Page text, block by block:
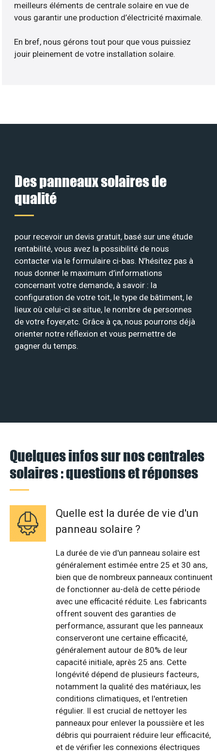
meilleurs éléments de centrale solaire en vue de
vous garantir une production d’électricité maximale.
En bref, nous gérons tout pour que vous puissiez
jouir pleinement de votre installation solaire.
Des panneaux solaires de
qualité
pour recevoir un devis gratuit, basé sur une étude
rentabilité, vous avez la possibilité de nous
contacter via le formulaire ci-bas. N’hésitez pas à
nous donner le maximum d’informations
concernant votre demande, à savoir : la
configuration de votre toit, le type de bâtiment, le
lieux où celui-ci se situe, le nombre de personnes
de votre foyer,etc. Grâce à ça, nous pourrons déjà
orienter notre réflexion et vous permettre de
gagner du temps.
Quelques infos sur nos centrales
solaires : questions et réponses
Quelle est la durée de vie d'un
panneau solaire ?
La durée de vie d'un panneau solaire est
généralement estimée entre 25 et 30 ans,
bien que de nombreux panneaux continuent
de fonctionner au-delà de cette période
avec une efficacité réduite. Les fabricants
offrent souvent des garanties de
performance, assurant que les panneaux
conserveront une certaine efficacité,
généralement autour de 80% de leur
capacité initiale, après 25 ans. Cette
longévité dépend de plusieurs facteurs,
notamment la qualité des matériaux, les
conditions climatiques, et l'entretien
régulier. Il est crucial de nettoyer les
panneaux pour enlever la poussière et les
débris qui pourraient réduire leur efficacité,
et de vérifier les connexions électriques